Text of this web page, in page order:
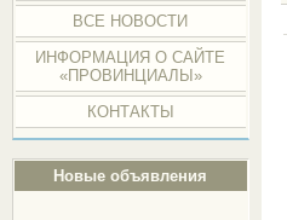
ВСЕ НОВОСТИ
ИНФОРМАЦИЯ О САЙТЕ
«ПРОВИНЦИАЛЫ»
КОНТАКТЫ
Новые объявления